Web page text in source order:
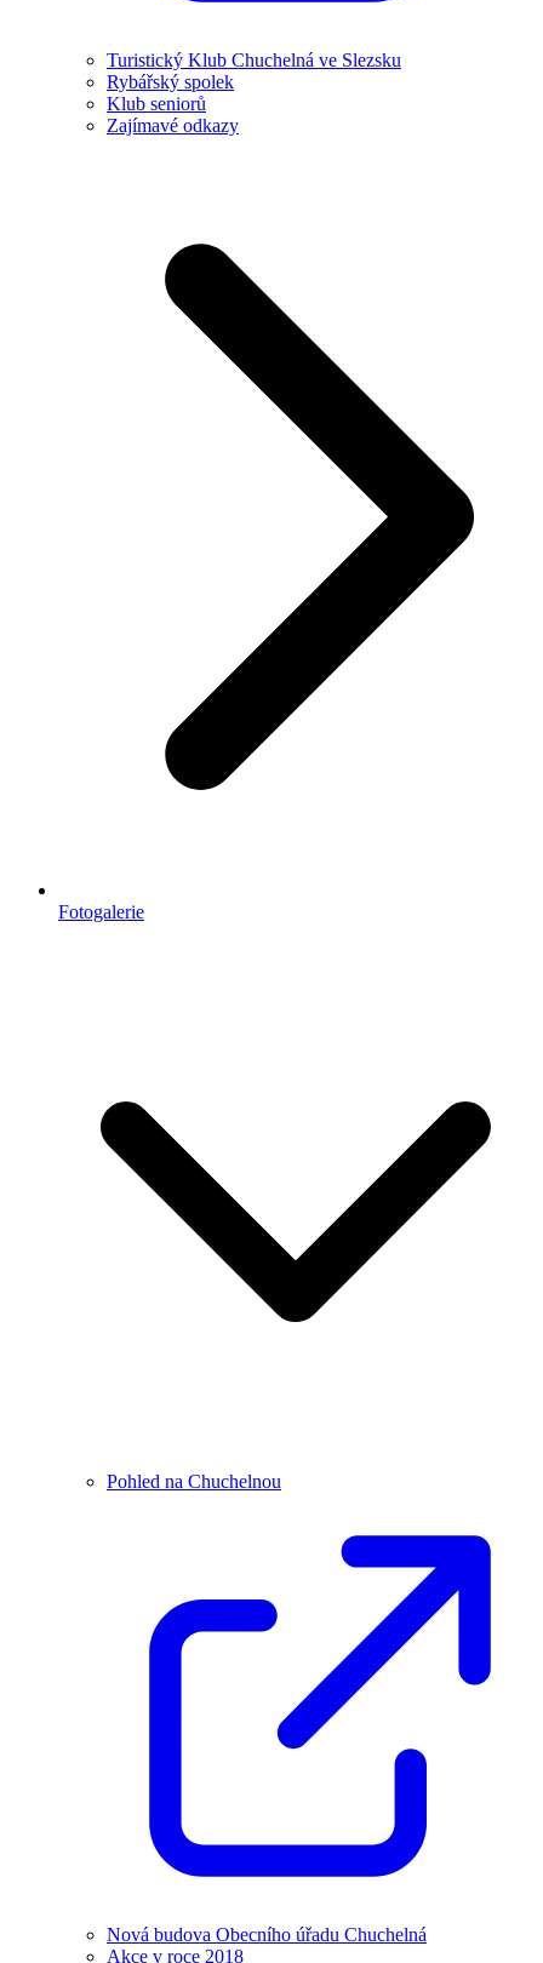
Turistický Klub Chuchelná ve Slezsku
Rybářský spolek
Klub seniorů
Zajímavé odkazy
Fotogalerie
Pohled na Chuchelnou
Nová budova Obecního úřadu Chuchelná
Akce v roce 2018